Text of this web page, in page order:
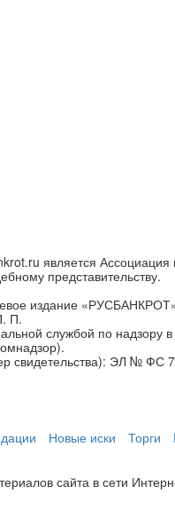
является Ассоциация
представительству.
издание
П.
службой по надзору
свидетельства): ЭЛ № ФС
Новые иски Торги
сайта в сети